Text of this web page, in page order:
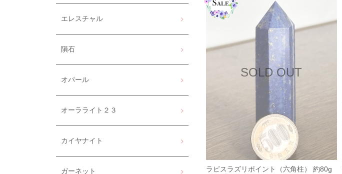
SOLD OUT
ラピスラズリポイント（六角柱） 約80g
エレスチャル
隕石
オパール
オーラライト２３
カイヤナイト
ガーネット